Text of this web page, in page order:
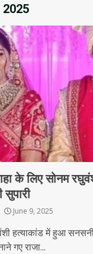
2025
के लिए सोनम
सुपारी
June 9, 2025
हत्याकांड में हुआ
गए राजा...